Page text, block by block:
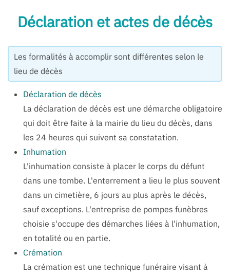
Déclaration et actes de décès
Les formalités à accomplir sont différentes selon le
lieu de décès
Déclaration de décès
La déclaration de décès est une démarche obligatoire
qui doit être faite à la mairie du lieu du décès, dans
les 24 heures qui suivent sa constatation.
Inhumation
L'inhumation consiste à placer le corps du défunt
dans une tombe. L'enterrement a lieu le plus souvent
dans un cimetière, 6 jours au plus après le décès,
sauf exceptions. L'entreprise de pompes funèbres
choisie s'occupe des démarches liées à l'inhumation,
en totalité ou en partie.
Crémation
La crémation est une technique funéraire visant à